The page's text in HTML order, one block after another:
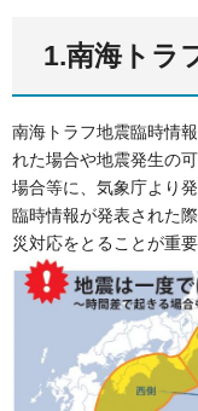
1.南海トラ
南海トラフ地震臨時情
れた場合や地震発生の
場合等に、気象庁より発
臨時情報が発表された
災対応をとることが重要